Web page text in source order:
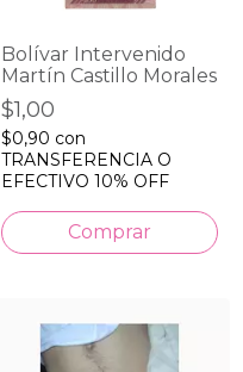
Bolívar Intervenido
Martín Castillo Morales
$1,00
$0,90 con
TRANSFERENCIA O
EFECTIVO 10% OFF